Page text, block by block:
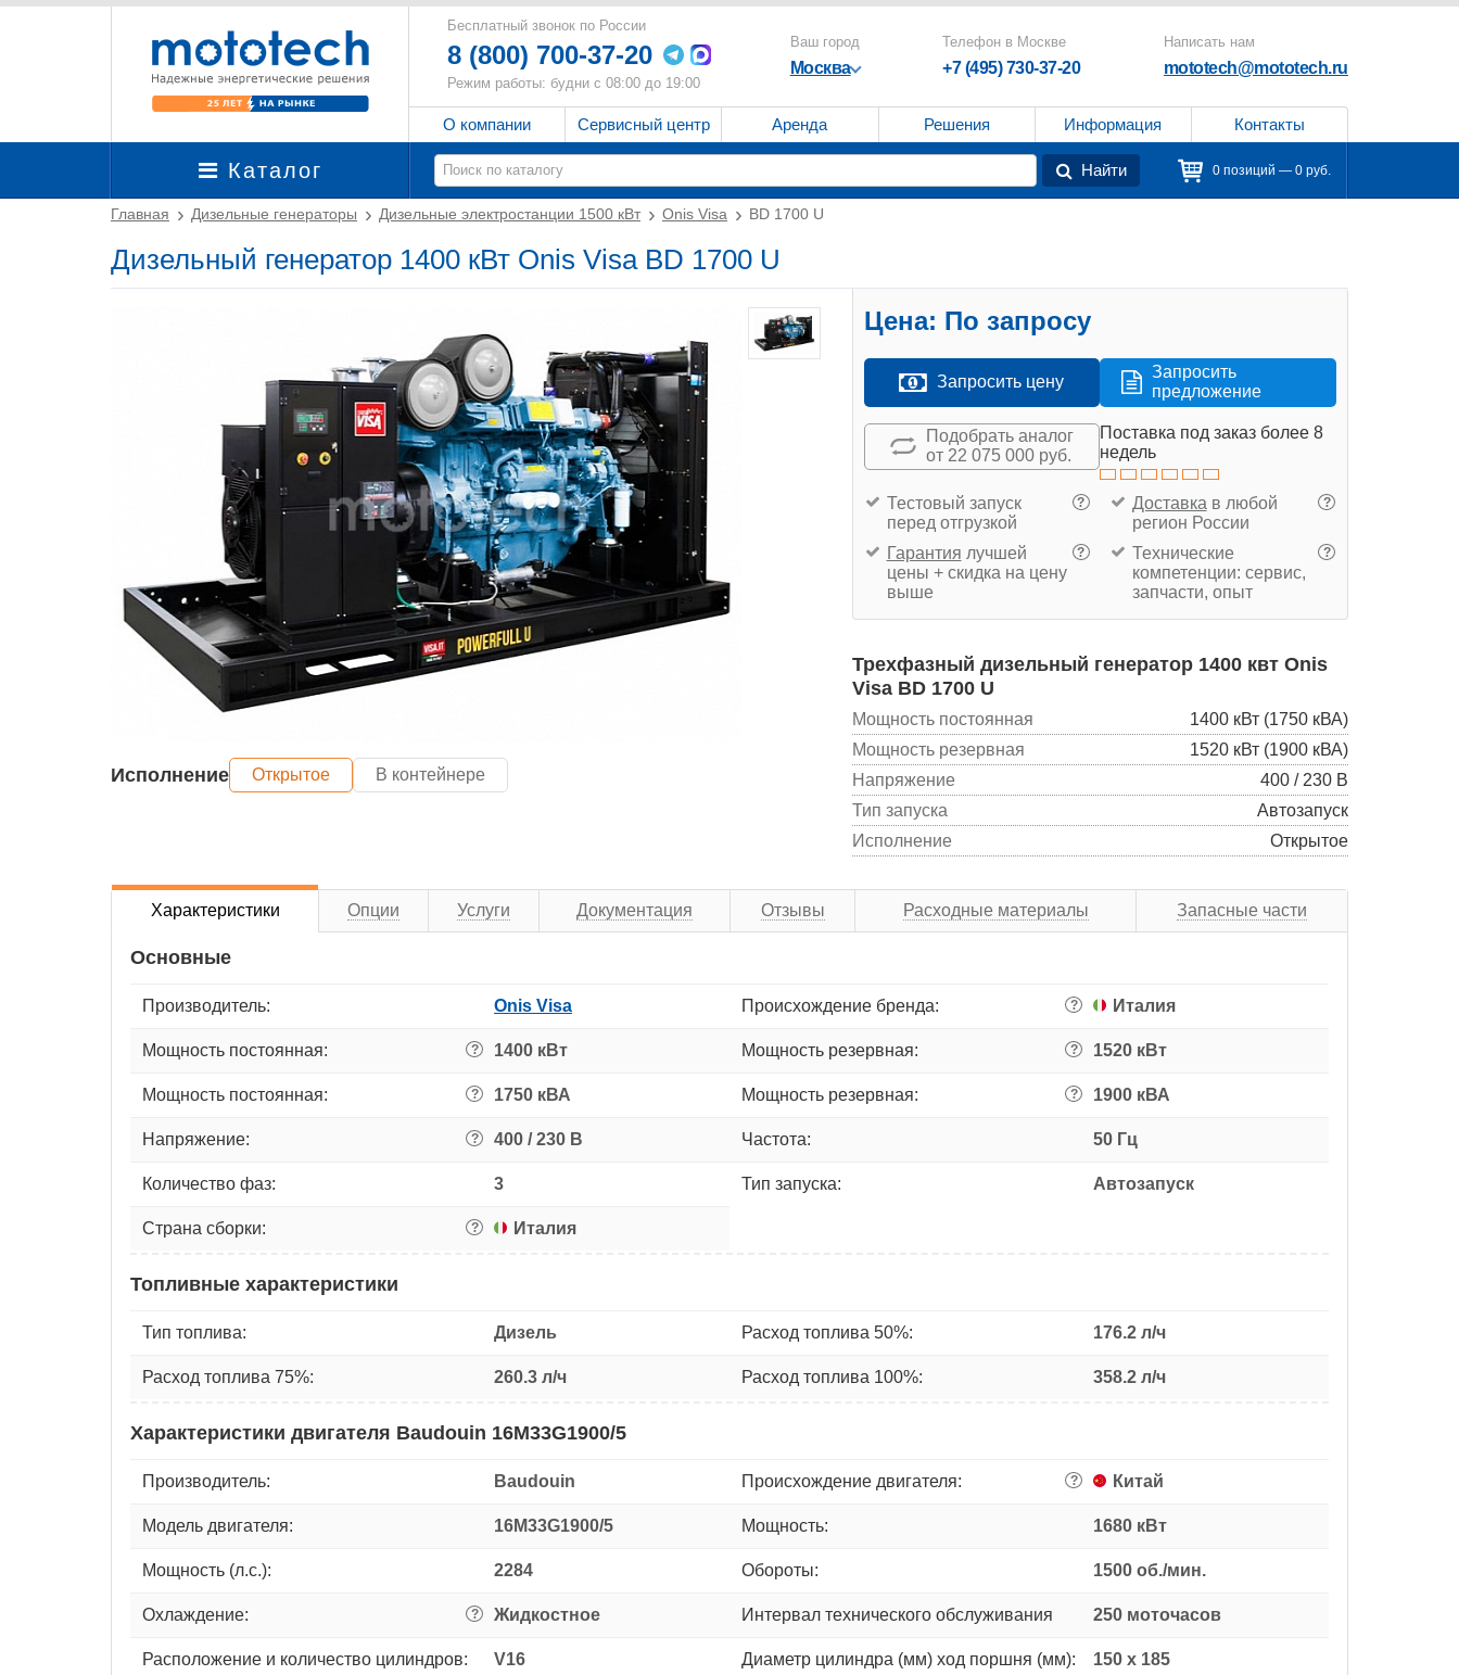
Бесплатный звонок по России
8 (800) 700-37-20
Режим работы: будни с 08:00 до 19:00
Ваш город
Москва
Телефон в Москве
+7 (495) 730-37-20
Написать нам
mototech@mototech.ru
О компании Сервисный центр Аренда Решения Информация Контакты
Каталог Найти 0 позиций — 0 руб.
Главная Дизельные генераторы Дизельные электростанции 1500 кВт Onis Visa BD 1700 U
Дизельный генератор 1400 кВт Onis Visa BD 1700 U
Исполнение Открытое В контейнере
Цена: По запросу
Запросить цену
Запросить
предложение
Подобрать аналог
от 22 075 000 руб.
Поставка под заказ более 8
недель
?
Тестовый запуск
перед отгрузкой
?
Доставка в любой
регион России
?
Гарантия лучшей
цены + скидка на цену
выше
?
Технические
компетенции: сервис,
запчасти, опыт
Трехфазный дизельный генератор 1400 квт Onis
Visa BD 1700 U
Мощность постоянная
1400 кВт (1750 кВА)
Мощность резервная
1520 кВт (1900 кВА)
Напряжение
400 / 230 В
Тип запуска
Автозапуск
Исполнение
Открытое
Характеристики Опции Услуги Документация Отзывы Расходные материалы Запасные части
Основные
Производитель: Onis Visa Происхождение бренда: ? Италия
Мощность постоянная: ? 1400 кВт Мощность резервная: ? 1520 кВт
Мощность постоянная: ? 1750 кВА Мощность резервная: ? 1900 кВА
Напряжение: ? 400 / 230 В Частота: 50 Гц
Количество фаз: 3 Тип запуска: Автозапуск
Страна сборки: ? Италия
Топливные характеристики
Тип топлива: Дизель Расход топлива 50%: 176.2 л/ч
Расход топлива 75%: 260.3 л/ч Расход топлива 100%: 358.2 л/ч
Характеристики двигателя Baudouin 16M33G1900/5
Производитель: Baudouin Происхождение двигателя: ? Китай
Модель двигателя: 16M33G1900/5 Мощность: 1680 кВт
Мощность (л.с.): 2284 Обороты: 1500 об./мин.
Охлаждение: ? Жидкостное Интервал технического обслуживания 250 моточасов
Расположение и количество цилиндров: V16 Диаметр цилиндра (мм) ход поршня (мм): 150 х 185